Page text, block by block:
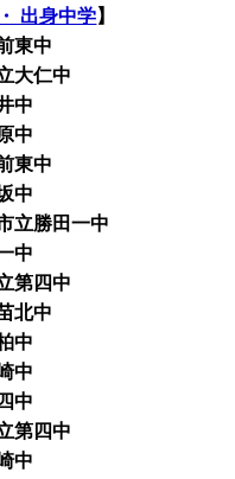
出身中学】
東中
大仁中
中
中
東中
中
立勝田一中
中
第四中
北中
中
中
中
第四中
中